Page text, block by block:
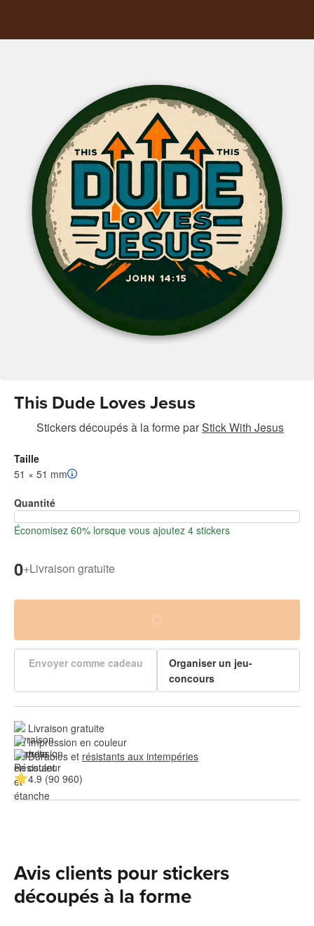
This Dude Loves Jesus
Stickers découpés à la forme parStick With Jesus
Taille
51 × 51 mm
Quantité
Économisez 60% lorsque vous ajoutez 4 stickers
0+Livraison gratuite
Envoyer comme cadeau
Organiser un jeu-
concours
Livraison gratuite
Impression en couleur
Durables et résistants aux intempéries
4.9 (90 960)
Avis clients pour stickers
découpés à la forme